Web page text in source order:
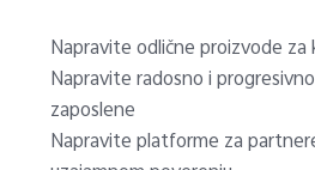
Napravite odlične proizvode za
Napravite radosno i
zaposlene
Napravite platforme za